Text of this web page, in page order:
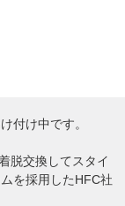
付け中です。
脱交換してスタイ
を採用したHFC社